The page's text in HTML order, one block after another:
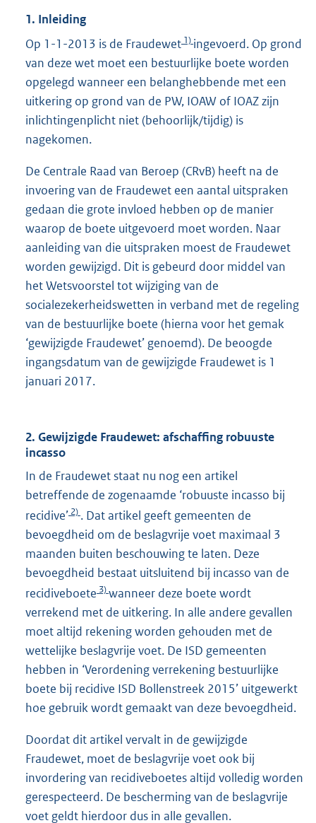
1. Inleiding
Op 1-1-2013 is de Fraudewet 1) ingevoerd. Op grond
van deze wet moet een bestuurlijke boete worden
opgelegd wanneer een belanghebbende met een
uitkering op grond van de PW, IOAW of IOAZ zijn
inlichtingenplicht niet (behoorlijk/tijdig) is
nagekomen.
De Centrale Raad van Beroep (CRvB) heeft na de
invoering van de Fraudewet een aantal uitspraken
gedaan die grote invloed hebben op de manier
waarop de boete uitgevoerd moet worden. Naar
aanleiding van die uitspraken moest de Fraudewet
worden gewijzigd. Dit is gebeurd door middel van
het Wetsvoorstel tot wijziging van de
socialezekerheidswetten in verband met de regeling
van de bestuurlijke boete (hierna voor het gemak
‘gewijzigde Fraudewet’ genoemd). De beoogde
ingangsdatum van de gewijzigde Fraudewet is 1
januari 2017.
2. Gewijzigde Fraudewet: afschaffing robuuste
incasso
In de Fraudewet staat nu nog een artikel
betreffende de zogenaamde ‘robuuste incasso bij
recidive’ 2) . Dat artikel geeft gemeenten de
bevoegdheid om de beslagvrije voet maximaal 3
maanden buiten beschouwing te laten. Deze
bevoegdheid bestaat uitsluitend bij incasso van de
recidiveboete 3)wanneer deze boete wordt
verrekend met de uitkering. In alle andere gevallen
moet altijd rekening worden gehouden met de
wettelijke beslagvrije voet. De ISD gemeenten
hebben in ‘Verordening verrekening bestuurlijke
boete bij recidive ISD Bollenstreek 2015’ uitgewerkt
hoe gebruik wordt gemaakt van deze bevoegdheid.
Doordat dit artikel vervalt in de gewijzigde
Fraudewet, moet de beslagvrije voet ook bij
invordering van recidiveboetes altijd volledig worden
gerespecteerd. De bescherming van de beslagvrije
voet geldt hierdoor dus in alle gevallen.